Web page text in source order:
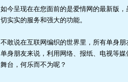
如今呈现在在您面前的是爱情网的最新版
切实实的服务和强大的功能。
不敢说在互联网编织的世界里，所有单身
单身朋友来说，利用网络、报纸、电视等
舞台，何乐而不为呢？